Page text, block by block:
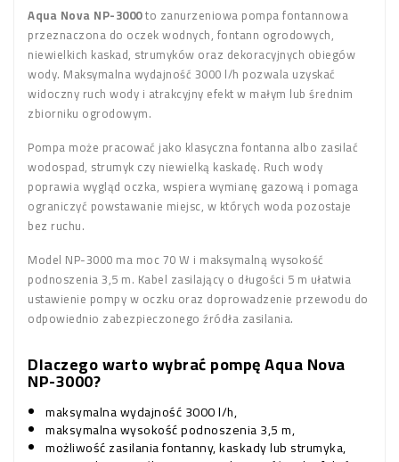
Aqua Nova NP-3000to zanurzeniowa pompa fontannowa
przeznaczona do oczek wodnych, fontann ogrodowych,
niewielkich kaskad, strumyków oraz dekoracyjnych obiegów
wody. Maksymalna wydajność 3000 l/h pozwala uzyskać
widoczny ruch wody i atrakcyjny efekt w małym lub średnim
zbiorniku ogrodowym.
Pompa może pracować jako klasyczna fontanna albo zasilać
wodospad, strumyk czy niewielką kaskadę. Ruch wody
poprawia wygląd oczka, wspiera wymianę gazową i pomaga
ograniczyć powstawanie miejsc, w których woda pozostaje
bez ruchu.
Model NP-3000 ma moc 70 W i maksymalną wysokość
podnoszenia 3,5 m. Kabel zasilający o długości 5 m ułatwia
ustawienie pompy w oczku oraz doprowadzenie przewodu do
odpowiednio zabezpieczonego źródła zasilania.
Dlaczego warto wybrać pompę Aqua Nova
NP-3000?
maksymalna wydajność 3000 l/h,
maksymalna wysokość podnoszenia 3,5 m,
możliwość zasilania fontanny, kaskady lub strumyka,